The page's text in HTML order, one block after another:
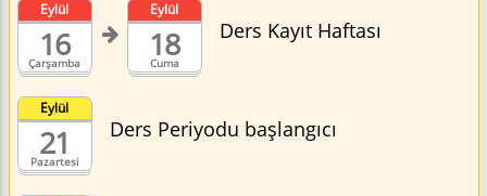
Çarşamba
Eylül
16 Cuma
Eylül
18 Ders Kayıt Haftası
Pazartesi
Eylül
21 Ders Periyodu başlangıcı